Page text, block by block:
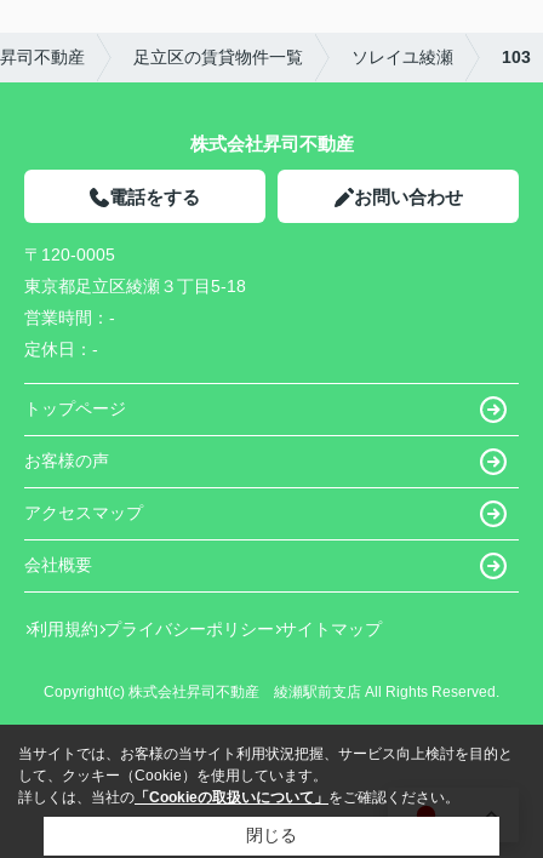
司不動産 足立区の賃貸物件一覧 ソレイユ綾瀬 103
株式会社昇司不動産
電話をする お問い合わせ
〒120-0005
東京都足立区綾瀬３丁目5-18
営業時間： -
定休日： -
JA
トップページ
お客様の声
アクセスマップ
会社概要
利用規約 プライバシーポリシー サイトマップ
Copyright(c) 株式会社昇司不動産 綾瀬駅前支店 All Rights Reserved.
当サイトでは、お客様の当サイト利用状況把握、サービス向上検討を目的と
して、クッキー（Cookie）を使用しています。
詳しくは、当社の 「Cookieの取扱いについて」 をご確認ください。
閉じる